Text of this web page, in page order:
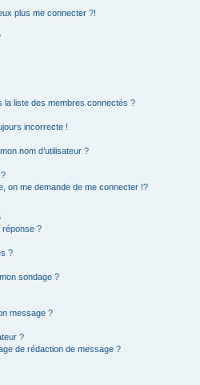
plus me connecter ?!
la liste des membres connectés ?
incorrecte !
nom d’utilisateur ?
on me demande de me connecter !?
réponse ?
?
sondage ?
message ?
?
de rédaction de message ?